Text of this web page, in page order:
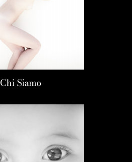
Chi Siamo